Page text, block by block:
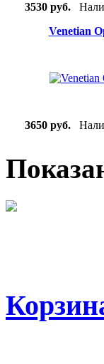
3530 руб.
Venetian
3650 руб.